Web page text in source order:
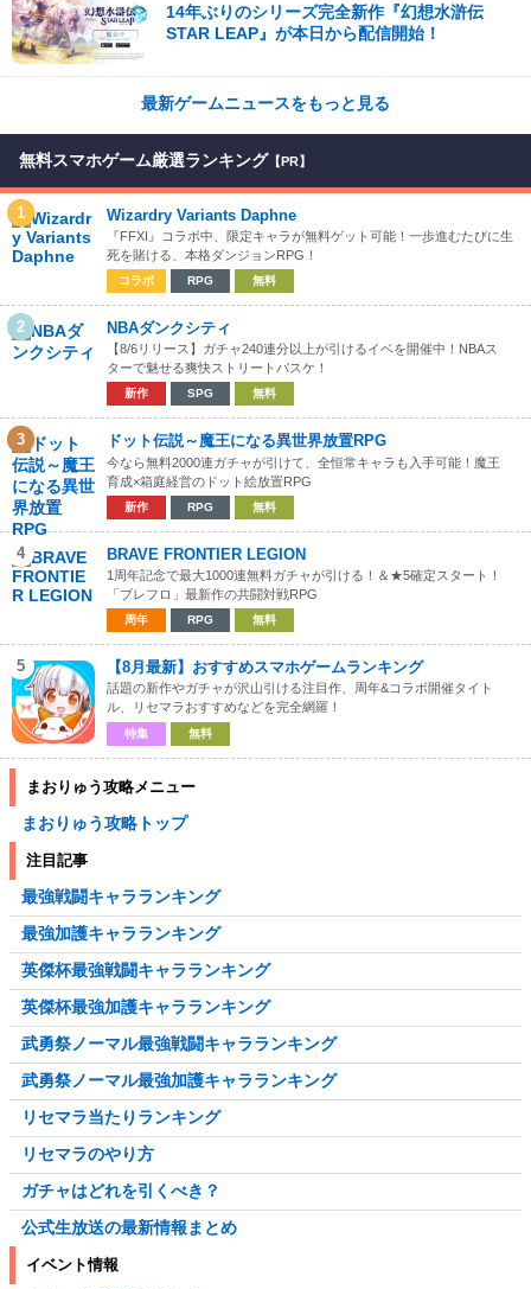
14年ぶりのシリーズ完全新作『幻想水滸伝
STAR LEAP』が本日から配信開始！
最新ゲームニュースをもっと見る
無料スマホゲーム厳選ランキング 【PR】
1 Wizardry Variants Daphne
『FFXI』コラボ中、限定キャラが無料ゲット可能！一歩進むたびに生
死を賭ける、本格ダンジョンRPG！
コラボ RPG 無料
2 NBAダンクシティ
【8/6リリース】ガチャ240連分以上が引けるイベを開催中！NBAス
ターで魅せる爽快ストリートバスケ！
新作 SPG 無料
3 ドット伝説～魔王になる異世界放置RPG
今なら無料2000連ガチャが引けて、全恒常キャラも入手可能！魔王
育成×箱庭経営のドット絵放置RPG
新作 RPG 無料
4 BRAVE FRONTIER LEGION
1周年記念で最大1000連無料ガチャが引ける！＆★5確定スタート！
「ブレフロ」最新作の共闘対戦RPG
周年 RPG 無料
5 【8月最新】おすすめスマホゲームランキング
話題の新作やガチャが沢山引ける注目作、周年&コラボ開催タイト
ル、リセマラおすすめなどを完全網羅！
特集 無料
まおりゅう攻略メニュー
まおりゅう攻略トップ
注目記事
最強戦闘キャラランキング
最強加護キャラランキング
英傑杯最強戦闘キャラランキング
英傑杯最強加護キャラランキング
武勇祭ノーマル最強戦闘キャラランキング
武勇祭ノーマル最強加護キャラランキング
リセマラ当たりランキング
リセマラのやり方
ガチャはどれを引くべき？
公式生放送の最新情報まとめ
イベント情報